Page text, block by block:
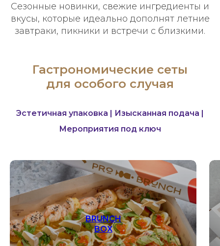
Сезонные новинки, свежие ингредиенты и
вкусы, которые идеально дополнят летние
завтраки, пикники и встречи с близкими.
Гастрономические сеты
для особого случая
Эстетичная упаковка | Изысканная подача |
Мероприятия под ключ
BRUNCH
BOX